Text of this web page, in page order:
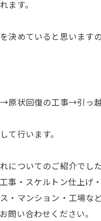
ます。
決めていると思います
原状回復の工事→引っ
て行います。
についてのご紹介でした
事・スケルトン仕上げ
・マンション・工場な
問い合わせください。